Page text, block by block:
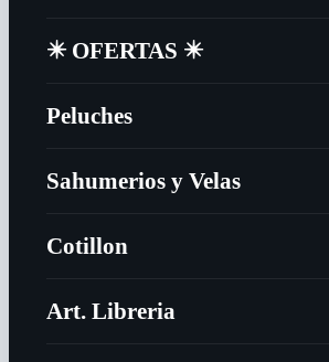
✴️​ OFERTAS ✴️​
Peluches
Sahumerios y Velas
Cotillon
Art. Libreria